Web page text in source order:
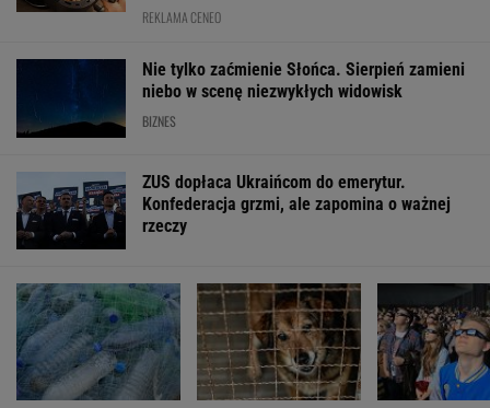
REKLAMA CENEO
Nie tylko zaćmienie Słońca. Sierpień zamieni
niebo w scenę niezwykłych widowisk
BIZNES
ZUS dopłaca Ukraińcom do emerytur.
Konfederacja grzmi, ale zapomina o ważnej
rzeczy